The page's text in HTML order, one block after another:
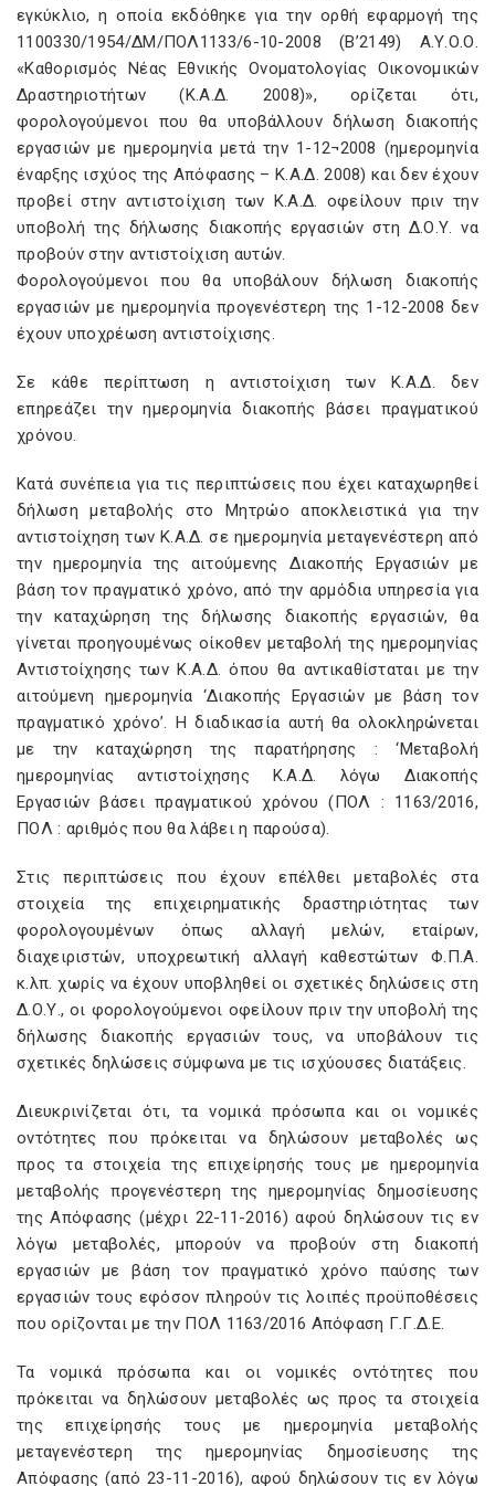
εγκύκλιο, η οποία εκδόθηκε για την ορθή εφαρμογή της
1100330/1954/ΔΜ/ΠΟΛ1133/6-10-2008 (Β’2149) Α.Υ.Ο.Ο.
«Καθορισμός Νέας Εθνικής Ονοματολογίας Οικονομικών
Δραστηριοτήτων (Κ.Α.Δ. 2008)», ορίζεται ότι,
φορολογούμενοι που θα υποβάλλουν δήλωση διακοπής
εργασιών με ημερομηνία μετά την 1-12¬2008 (ημερομηνία
έναρξης ισχύος της Απόφασης – Κ.Α.Δ. 2008) και δεν έχουν
προβεί στην αντιστοίχιση των Κ.Α.Δ. οφείλουν πριν την
υποβολή της δήλωσης διακοπής εργασιών στη Δ.Ο.Υ. να
προβούν στην αντιστοίχιση αυτών.
Φορολογούμενοι που θα υποβάλουν δήλωση διακοπής
εργασιών με ημερομηνία προγενέστερη της 1-12-2008 δεν
έχουν υποχρέωση αντιστοίχισης.
Σε κάθε περίπτωση η αντιστοίχιση των Κ.Α.Δ. δεν
επηρεάζει την ημερομηνία διακοπής βάσει πραγματικού
χρόνου.
Κατά συνέπεια για τις περιπτώσεις που έχει καταχωρηθεί
δήλωση μεταβολής στο Μητρώο αποκλειστικά για την
αντιστοίχηση των Κ.Α.Δ. σε ημερομηνία μεταγενέστερη από
την ημερομηνία της αιτούμενης Διακοπής Εργασιών με
βάση τον πραγματικό χρόνο, από την αρμόδια υπηρεσία για
την καταχώρηση της δήλωσης διακοπής εργασιών, θα
γίνεται προηγουμένως οίκοθεν μεταβολή της ημερομηνίας
Αντιστοίχησης των Κ.Α.Δ. όπου θα αντικαθίσταται με την
αιτούμενη ημερομηνία ‘Διακοπής Εργασιών με βάση τον
πραγματικό χρόνο’. Η διαδικασία αυτή θα ολοκληρώνεται
με την καταχώρηση της παρατήρησης : ‘Μεταβολή
ημερομηνίας αντιστοίχησης Κ.Α.Δ. λόγω Διακοπής
Εργασιών βάσει πραγματικού χρόνου (ΠΟΛ : 1163/2016,
ΠΟΛ : αριθμός που θα λάβει η παρούσα).
Στις περιπτώσεις που έχουν επέλθει μεταβολές στα
στοιχεία της επιχειρηματικής δραστηριότητας των
φορολογουμένων όπως αλλαγή μελών, εταίρων,
διαχειριστών, υποχρεωτική αλλαγή καθεστώτων Φ.Π.Α.
κ.λπ. χωρίς να έχουν υποβληθεί οι σχετικές δηλώσεις στη
Δ.Ο.Υ., οι φορολογούμενοι οφείλουν πριν την υποβολή της
δήλωσης διακοπής εργασιών τους, να υποβάλουν τις
σχετικές δηλώσεις σύμφωνα με τις ισχύουσες διατάξεις.
Διευκρινίζεται ότι, τα νομικά πρόσωπα και οι νομικές
οντότητες που πρόκειται να δηλώσουν μεταβολές ως
προς τα στοιχεία της επιχείρησής τους με ημερομηνία
μεταβολής προγενέστερη της ημερομηνίας δημοσίευσης
της Απόφασης (μέχρι 22-11-2016) αφού δηλώσουν τις εν
λόγω μεταβολές, μπορούν να προβούν στη διακοπή
εργασιών με βάση τον πραγματικό χρόνο παύσης των
εργασιών τους εφόσον πληρούν τις λοιπές προϋποθέσεις
που ορίζονται με την ΠΟΛ 1163/2016 Απόφαση Γ.Γ.Δ.Ε.
Τα νομικά πρόσωπα και οι νομικές οντότητες που
πρόκειται να δηλώσουν μεταβολές ως προς τα στοιχεία
της επιχείρησής τους με ημερομηνία μεταβολής
μεταγενέστερη της ημερομηνίας δημοσίευσης της
Απόφασης (από 23-11-2016), αφού δηλώσουν τις εν λόγω